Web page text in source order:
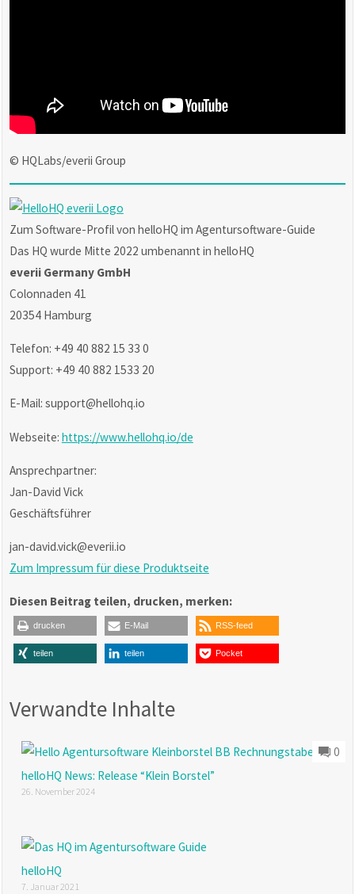
© HQLabs/everii Group
Zum Software-Profil von helloHQ im Agentursoftware-Guide
Das HQ wurde Mitte 2022 umbenannt in helloHQ
everii Germany GmbH
Colonnaden 41
20354 Hamburg
Telefon: +49 40 882 15 33 0
Support: +49 40 882 1533 20
E-Mail: support@hellohq.io
Webseite: https://www.hellohq.io/de
Ansprechpartner:
Jan-David Vick
Geschäftsführer
jan-david.vick@everii.io
Zum Impressum für diese Produktseite
Diesen Beitrag teilen, drucken, merken:
drucken E-Mail RSS-feed
teilen teilen Pocket
Verwandte Inhalte
0
helloHQ News: Release “Klein Borstel”
26. November 2024
helloHQ
7. Januar 2021